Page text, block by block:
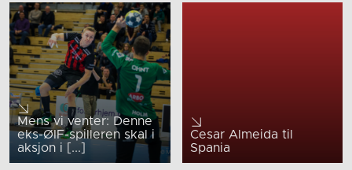
Mens vi venter: Denne
eks-ØIF-spilleren skal i
aksjon i [...]
Cesar Almeida til
Spania